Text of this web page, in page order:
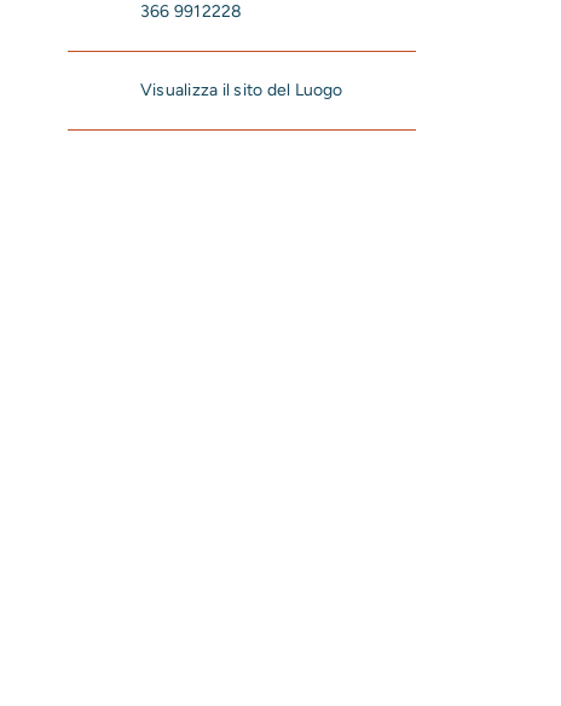
366 9912228
Visualizza il sito del Luogo